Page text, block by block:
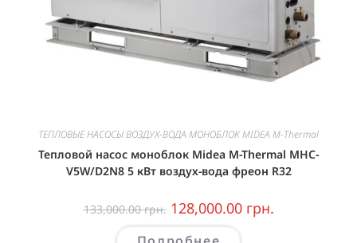
ТЕПЛОВЫЕ НАСОСЫ ВОЗДУХ-ВОДА МОНОБЛОК MIDEA M-Thermal
Тепловой насос моноблок Midea M-Thermal MHC-
V5W/D2N8 5 кВт воздух-вода фреон R32
133,000.00грн. 128,000.00 грн.